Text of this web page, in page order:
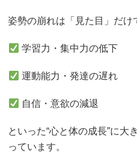
姿勢の崩れは「見た目」だけ
学習力・集中力の低下
運動能力・発達の遅れ
自信・意欲の減退
といった“心と体の成長”に大
っています。